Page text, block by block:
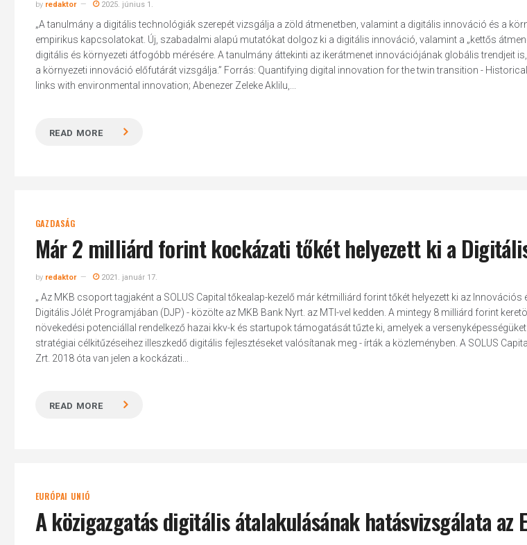
Hit enter to search or ESC to close
by redaktor 2025. június 1.
„A tanulmány a digitális technológiák szerepét vizsgálja a zöld átmenetben, valamint a digitális innováció és a
empirikus kapcsolatokat. Új, szabadalmi alapú mutatókat dolgoz ki a digitális innováció, valamint a „kettős
digitális és környezeti átfogóbb mérésére. A tanulmány áttekinti az ikerátmenet innovációjának globális trendjeit
a környezeti innováció előfutárát vizsgálja.” Forrás: Quantifying digital innovation for the twin transition -
links with environmental innovation; Abenezer Zeleke Aklilu,...
READ MORE
GAZDASÁG
Már 2 milliárd forint kockázati tőkét helyezett ki a
by redaktor 2021. január 17.
„ Az MKB csoport tagjaként a SOLUS Capital tőkealap-kezelő már kétmilliárd forint tőkét helyezett ki az
Digitális Jólét Programjában (DJP) - közölte az MKB Bank Nyrt. az MTI-vel kedden. A mintegy 8 milliárd forint
növekedési potenciállal rendelkező hazai kkv-k és startupok támogatását tűzte ki, amelyek a
stratégiai célkitűzéseihez illeszkedő digitális fejlesztéseket valósítanak meg - írták a közleményben. A SOLUS
Zrt. 2018 óta van jelen a kockázati...
READ MORE
EURÓPAI UNIÓ
A közigazgatás digitális átalakulásának hatásvizsgálata az